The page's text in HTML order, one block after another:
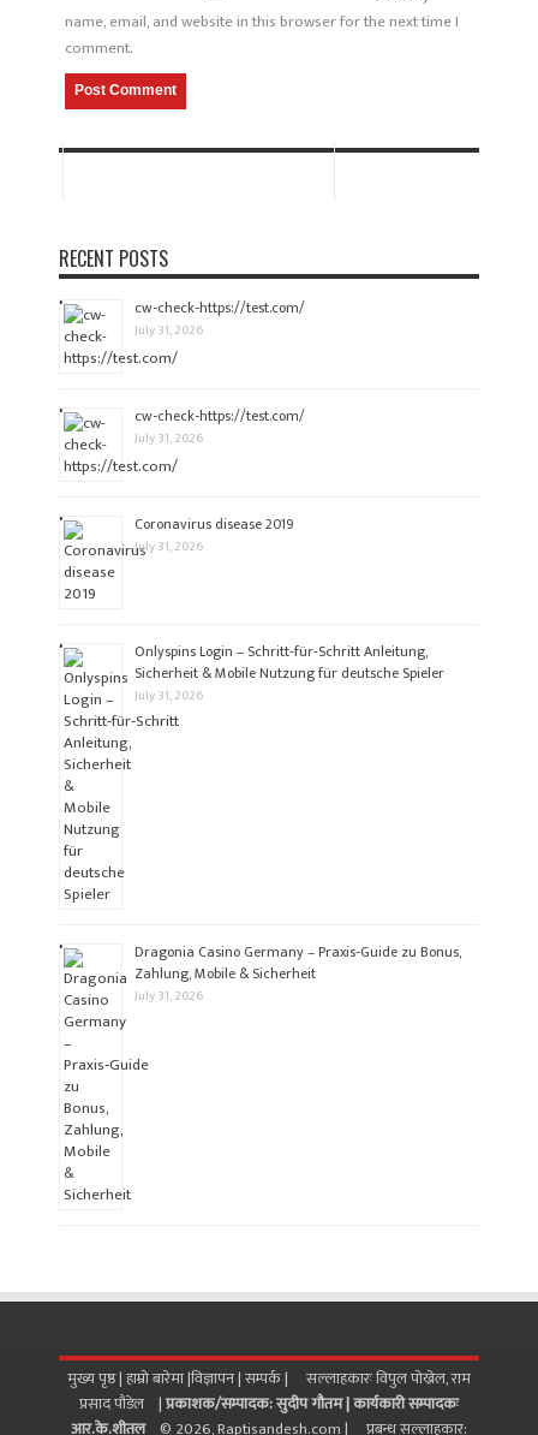
name, email, and website in this browser for the next time I
comment.
RECENT POSTS
cw-check-https://test.com/
July 31, 2026
cw-check-https://test.com/
July 31, 2026
Coronavirus disease 2019
July 31, 2026
Onlyspins Login – Schritt‑für‑Schritt Anleitung,
Sicherheit & Mobile Nutzung für deutsche Spieler
July 31, 2026
Dragonia Casino Germany – Praxis‑Guide zu Bonus,
Zahlung, Mobile & Sicherheit
July 31, 2026
मुख्य पृष्ठ |हाम्रो बारेमा|विज्ञापन|सम्पर्क| सल्लाहकारः विपुल पोख्रेल, राम
प्रसाद पाैडेल |प्रकाशक/सम्पादक: सुदीप गौतम |कार्यकारी सम्पादकः
आर.के.शीतल © 2026, Raptisandesh.com | प्रबन्ध सल्लाहकार: